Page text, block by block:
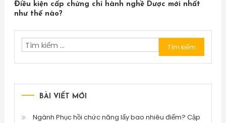
Điều kiện cấp chứng chỉ hành nghề Dược mới nhất
như thế nào?
Tìm
kiếm
BÀI VIẾT MỚI
Ngành Phục hồi chức năng lấy bao nhiêu điểm? Cập